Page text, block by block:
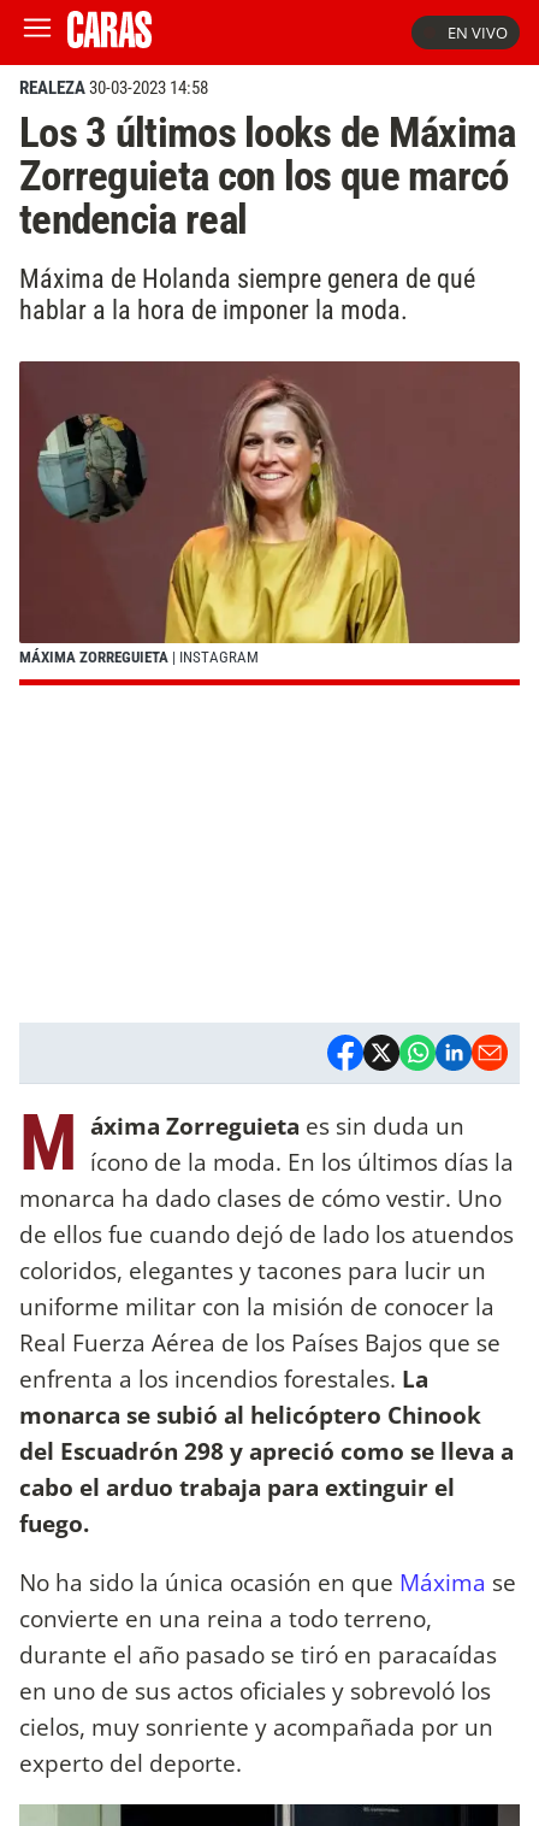
EN VIVO
REALEZA30-03-2023 14:58
Los 3 últimos looks de Máxima
Zorreguieta con los que marcó
tendencia real
Máxima de Holanda siempre genera de qué
hablar a la hora de imponer la moda.
MÁXIMA ZORREGUIETA | INSTAGRAM
M áxima Zorreguieta es sin duda un
ícono de la moda. En los últimos días la
monarca ha dado clases de cómo vestir. Uno
de ellos fue cuando dejó de lado los atuendos
coloridos, elegantes y tacones para lucir un
uniforme militar con la misión de conocer la
Real Fuerza Aérea de los Países Bajos que se
enfrenta a los incendios forestales. La
monarca se subió al helicóptero Chinook
del Escuadrón 298 y apreció como se lleva a
cabo el arduo trabaja para extinguir el
fuego.
No ha sido la única ocasión en que Máxima se
convierte en una reina a todo terreno,
durante el año pasado se tiró en paracaídas
en uno de sus actos oficiales y sobrevoló los
cielos, muy sonriente y acompañada por un
experto del deporte.